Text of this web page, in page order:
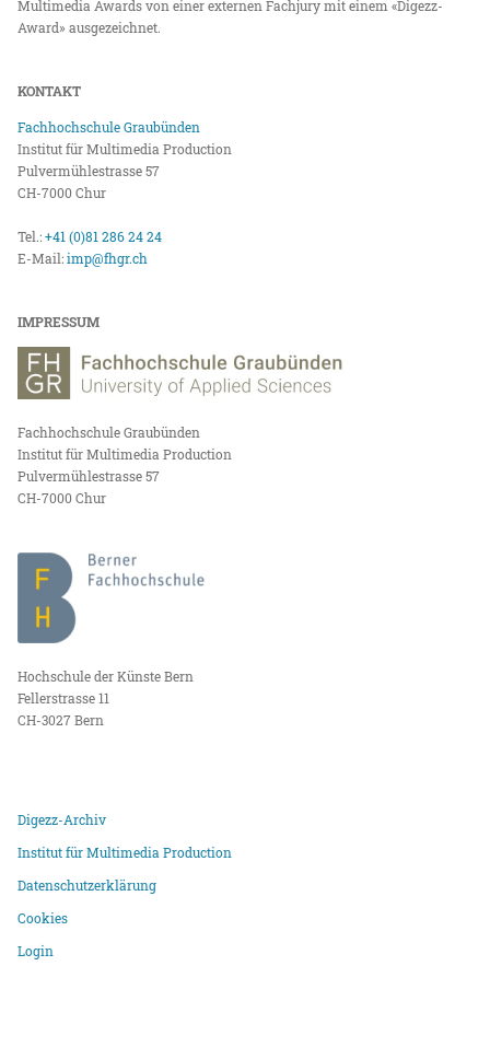
Multimedia Awards von einer externen Fachjury mit einem «Digezz-
Award» ausgezeichnet.
KONTAKT
Fachhochschule Graubünden
Institut für Multimedia Production
Pulvermühlestrasse 57
CH-7000 Chur
Tel.:+41 (0)81 286 24 24
E-Mail:imp@fhgr.ch
IMPRESSUM
Fachhochschule Graubünden
Institut für Multimedia Production
Pulvermühlestrasse 57
CH-7000 Chur
Hochschule der Künste Bern
Fellerstrasse 11
CH-3027 Bern
Digezz-Archiv
Institut für Multimedia Production
Datenschutzerklärung
Cookies
Login